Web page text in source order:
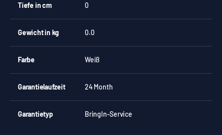
Tiefe in cm 0
Gewicht in kg 0.0
Farbe Weiß
Garantielaufzeit 24 Month
Garantietyp BringIn-Service